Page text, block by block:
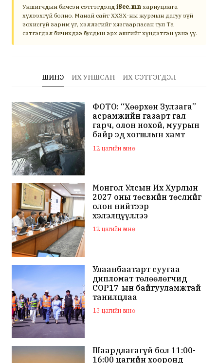
Уншигчдын бичсэн сэтгэгдэлд iSee.mn хариуцлага
хүлээхгүй болно. Манай сайт ХХЗХ-ны журмын дагуу зүй
зохисгүй зарим үг, хэллэгийг хязгаарласан тул Та
сэтгэгдэл бичихдээ бусдын эрх ашгийг хүндэтгэн үзнэ үү.
ШИНЭ ИХ УНШСАН ИХ СЭТГЭГДЭЛ
ФОТО: “Хөөрхөн Зулзага”
асрамжийн газарт гал
гарч, олон нохой, муурын
байр эд хогшлын хамт
шатжээ
12 цагийн өмнө
Монгол Улсын Их Хурлын
2027 оны төсвийн төслийг
олон нийтээр
хэлэлцүүллээ
12 цагийн өмнө
Улаанбаатарт суугаа
дипломат төлөөлөгчид
COP17-ын байгууламжтай
танилцлаа
13 цагийн өмнө
Шаардлагагүй бол 11:00-
16:00 цагийн хооронд